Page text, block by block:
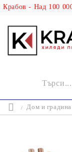
Дом и градина